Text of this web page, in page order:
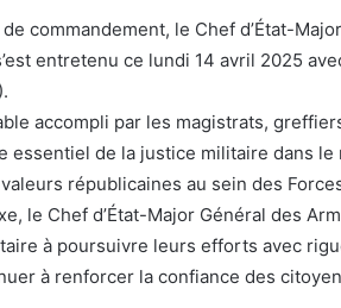
commandement, le Chef d’État-
entretenu ce lundi 14 avril 2025
accompli par les magistrats,
essentiel de la justice militaire dans le
républicaines au sein des
le Chef d’État-Major Général des
à poursuivre leurs efforts avec
à renforcer la confiance des